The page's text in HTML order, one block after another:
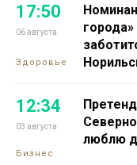
17:50
06 августа
Здоровье
12:34
03 августа
Бизнес
люблю